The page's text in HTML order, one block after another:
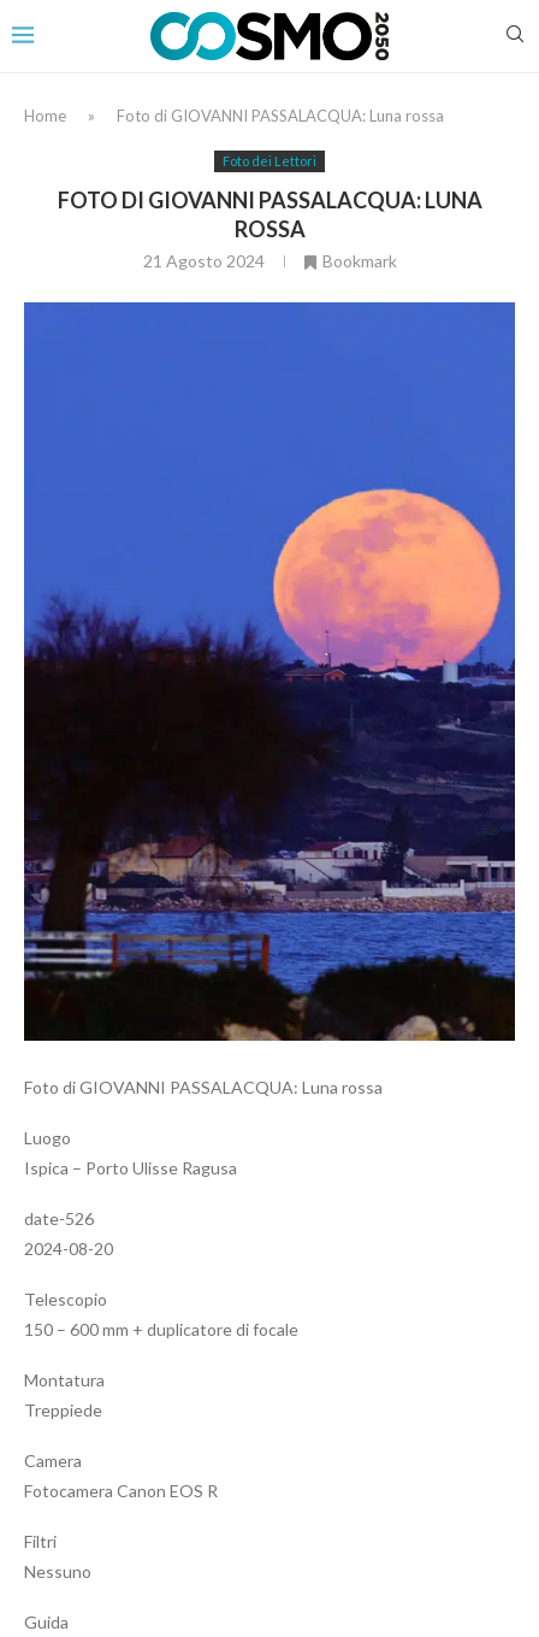
Home » Foto di GIOVANNI PASSALACQUA: Luna rossa
Foto dei Lettori
FOTO DI GIOVANNI PASSALACQUA: LUNA
ROSSA
21 Agosto 2024 Bookmark
Foto di GIOVANNI PASSALACQUA: Luna rossa
Luogo
Ispica – Porto Ulisse Ragusa
date-526
2024-08-20
Telescopio
150 – 600 mm + duplicatore di focale
Montatura
Treppiede
Camera
Fotocamera Canon EOS R
Filtri
Nessuno
Guida